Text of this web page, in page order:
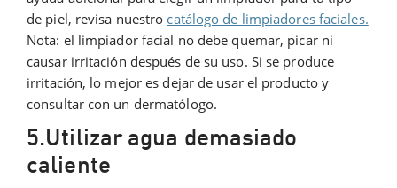
de piel, revisa nuestro catálogo de limpiadores faciales.
Nota: el limpiador facial no debe quemar, picar ni
causar irritación después de su uso. Si se produce
irritación, lo mejor es dejar de usar el producto y
consultar con un dermatólogo.
5.Utilizar agua demasiado
caliente